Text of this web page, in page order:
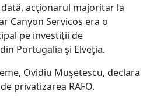
acţionarul majoritar la
Canyon Servicos era o
pe investiţii de
Portugalia şi Elveţia.
Ovidiu Muşetescu, declara
privatizarea RAFO.